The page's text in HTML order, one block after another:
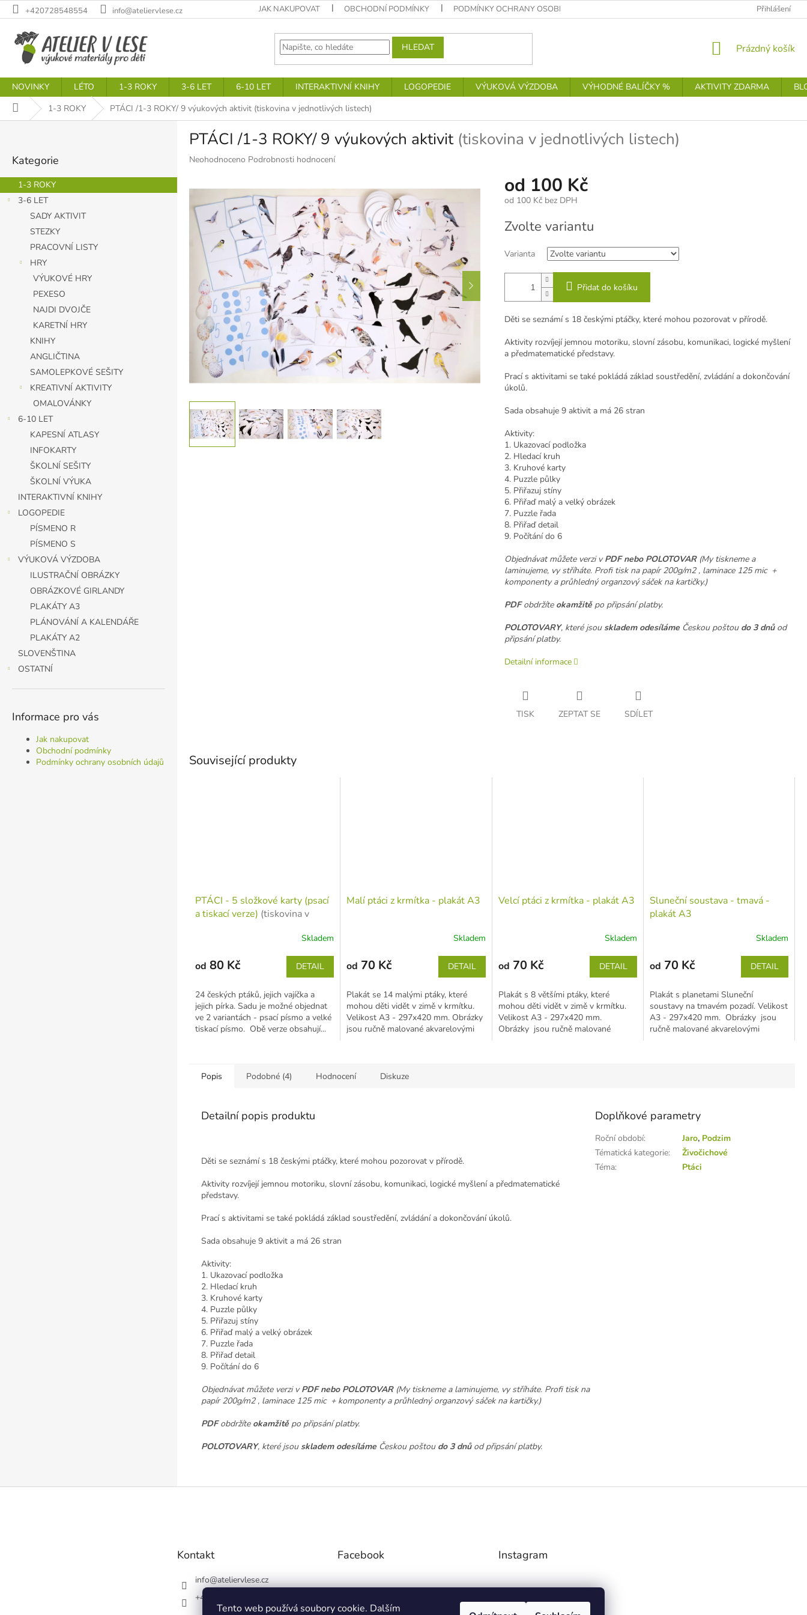
Tento web používá soubory cookie. Dalším
Přejít
na
+420728548554 info@ateliervlese.cz JAK NAKUPOVAT OBCHODNÍ PODMÍNKY PODMÍNKY OCHRANY OSOBNÍCH ÚDAJŮ Přihlášení
HLEDAT
NÁKUPNÍ
Prázdný košík
NOVINKY LÉTO 1-3 ROKY 3-6 LET 6-10 LET INTERAKTIVNÍ KNIHY LOGOPEDIE VÝUKOVÁ VÝZDOBA VÝHODNÉ BALÍČKY % AKTIVITY ZDARMA
Domů 1-3 ROKY PTÁCI /1-3 ROKY/ 9 výukových aktivit (tiskovina v jednotlivých listech)
r
a
kategorie
Kategorie
1-3 ROKY
3-6 LET
SADY AKTIVIT
STEZKY
PRACOVNÍ LISTY
HRY
VÝUKOVÉ HRY
PEXESO
NAJDI DVOJČE
KARETNÍ HRY
KNIHY
ANGLIČTINA
SAMOLEPKOVÉ SEŠITY
KREATIVNÍ AKTIVITY
OMALOVÁNKY
6-10 LET
KAPESNÍ ATLASY
INFOKARTY
ŠKOLNÍ SEŠITY
ŠKOLNÍ VÝUKA
INTERAKTIVNÍ KNIHY
LOGOPEDIE
PÍSMENO R
PÍSMENO S
VÝUKOVÁ VÝZDOBA
ILUSTRAČNÍ OBRÁZKY
OBRÁZKOVÉ GIRLANDY
PLAKÁTY A3
PLÁNOVÁNÍ A KALENDÁŘE
PLAKÁTY A2
SLOVENŠTINA
OSTATNÍ
Informace pro vás
Jak nakupovat
Obchodní podmínky
Podmínky ochrany osobních údajů
PTÁCI /1-3 ROKY/ 9 výukových aktivit (tiskovina v jednotlivých listech)
Průměrné
0,0
hvězdiček.
Neohodnoceno Podrobnosti hodnocení
od 100 Kč
od 100 Kčbez DPH
cena:
Zvolte variantu
Varianta
Přidat do košíku
Děti se seznámí s 18 českými ptáčky, které mohou pozorovat v přírodě.
Aktivity rozvíjejí jemnou motoriku, slovní zásobu, komunikaci, logické myšlení
a předmatematické představy.
Prací s aktivitami se také pokládá základ soustředění, zvládání a dokončování
úkolů.
Sada obsahuje 9 aktivit a má 26 stran
Aktivity:
1. Ukazovací podložka
2. Hledací kruh
3. Kruhové karty
4. Puzzle půlky
5. Přiřazuj stíny
6. Přiřaď malý a velký obrázek
7. Puzzle řada
8. Přiřaď detail
9. Počítání do 6
Objednávat můžete verzi vPDF nebo POLOTOVAR (My tiskneme a
laminujeme, vy stříháte. Profi tisk na papír 200g/m2 , laminace 125 mic +
komponenty a průhledný organzový sáček na kartičky.)
PDFobdržíteokamžitěpo připsání platby.
POLOTOVARY, které jsou skladem odesíláme Českou poštoudo 3 dnůod
připsání platby.
Detailní informace
TISK ZEPTAT SE SDÍLET
Související produkty
PTÁCI - 5 složkové karty (psací
a tiskací verze) (tiskovina v
Skladem
od 80 Kč DETAIL
24 českých ptáků, jejich vajíčka a
jejich pírka. Sadu je možné objednat
ve 2 variantách - psací písmo a velké
tiskací písmo. Obě verze obsahují...
Malí ptáci z krmítka - plakát A3
Skladem
od 70 Kč DETAIL
Plakát se 14 malými ptáky, které
mohou děti vidět v zimě v krmítku.
Velikost A3 - 297x420 mm. Obrázky
jsou ručně malované akvarelovými
Velcí ptáci z krmítka - plakát A3
Skladem
od 70 Kč DETAIL
Plakát s 8 většími ptáky, které
mohou děti vidět v zimě v krmítku.
Velikost A3 - 297x420 mm.
Obrázky jsou ručně malované
Sluneční soustava - tmavá -
plakát A3
Skladem
od 70 Kč DETAIL
Plakát s planetami Sluneční
soustavy na tmavém pozadí. Velikost
A3 - 297x420 mm. Obrázky jsou
ručně malované akvarelovými
Popis Podobné (4) Hodnocení Diskuze
Detailní popis produktu
Děti se seznámí s 18 českými ptáčky, které mohou pozorovat v přírodě.
Aktivity rozvíjejí jemnou motoriku, slovní zásobu, komunikaci, logické myšlení a předmatematické
představy.
Prací s aktivitami se také pokládá základ soustředění, zvládání a dokončování úkolů.
Sada obsahuje 9 aktivit a má 26 stran
Aktivity:
1. Ukazovací podložka
2. Hledací kruh
3. Kruhové karty
4. Puzzle půlky
5. Přiřazuj stíny
6. Přiřaď malý a velký obrázek
7. Puzzle řada
8. Přiřaď detail
9. Počítání do 6
Objednávat můžete verzi vPDF nebo POLOTOVAR (My tiskneme a laminujeme, vy stříháte. Profi tisk na
papír 200g/m2 , laminace 125 mic + komponenty a průhledný organzový sáček na kartičky.)
PDFobdržíteokamžitěpo připsání platby.
POLOTOVARY, které jsou skladem odesíláme Českou poštoudo 3 dnůod připsání platby.
Doplňkové parametry
Roční období: Jaro, Podzim
Tématická kategorie:
Živočichové
Téma: Ptáci
Z
Kontakt
info@ateliervlese.cz
+420728548554
Facebook Instagram